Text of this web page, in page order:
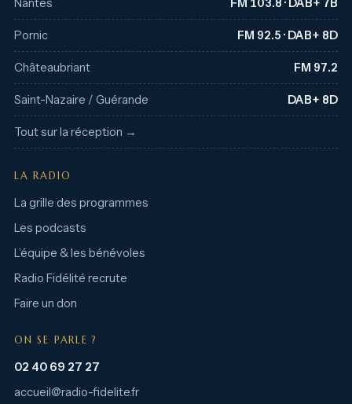
Nantes FM 103.8 · DAB+ 7B
Pornic FM 92.5 · DAB+ 8D
Châteaubriant FM 97.2
Saint-Nazaire / Guérande DAB+ 8D
Tout sur la réception →
LA RADIO
La grille des programmes
Les podcasts
L’équipe & les bénévoles
Radio Fidélité recrute
Faire un don
ON SE PARLE ?
02 40 69 27 27
accueil@radio-fidelite.fr